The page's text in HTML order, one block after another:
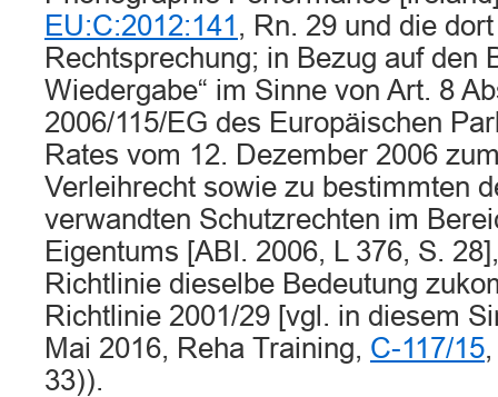
EU:C:2012:141 , Rn. 29 und die
Rechtsprechung; in Bezug auf den
Wiedergabe“ im Sinne von Art. 8
2006/115/EG des Europäischen
Rates vom 12. Dezember 2006
Verleihrecht sowie zu bestimm­ten
verwandten Schutzrechten im
Eigentums [ABI. 2006, L 376, S.
Richtlinie dieselbe Bedeutung
Richtlinie 2001/29 [vgl. in diesem
Mai 2016, Reha Training, C-117/15
33)).